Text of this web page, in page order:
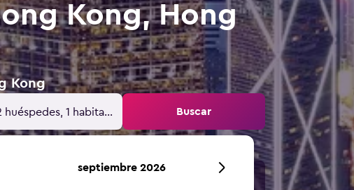
Kong, Hong
Kong
huéspedes, 1 habitación Buscar
septiembre 2026